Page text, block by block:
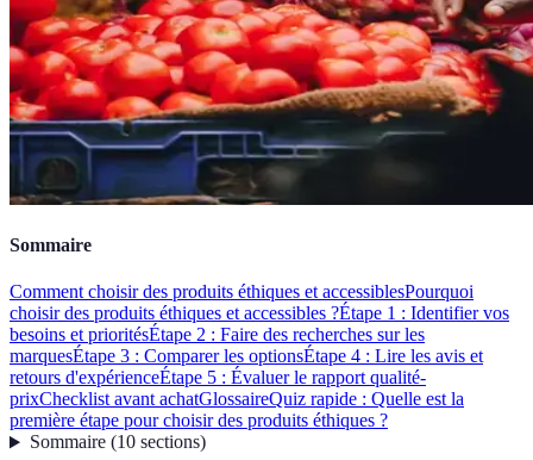
Sommaire
Comment choisir des produits éthiques et accessiblesPourquoi
choisir des produits éthiques et accessibles ?Étape 1 : Identifier vos
besoins et prioritésÉtape 2 : Faire des recherches sur les
marquesÉtape 3 : Comparer les optionsÉtape 4 : Lire les avis et
retours d'expérienceÉtape 5 : Évaluer le rapport qualité-
prixChecklist avant achatGlossaireQuiz rapide : Quelle est la
première étape pour choisir des produits éthiques ?
Sommaire(10 sections)